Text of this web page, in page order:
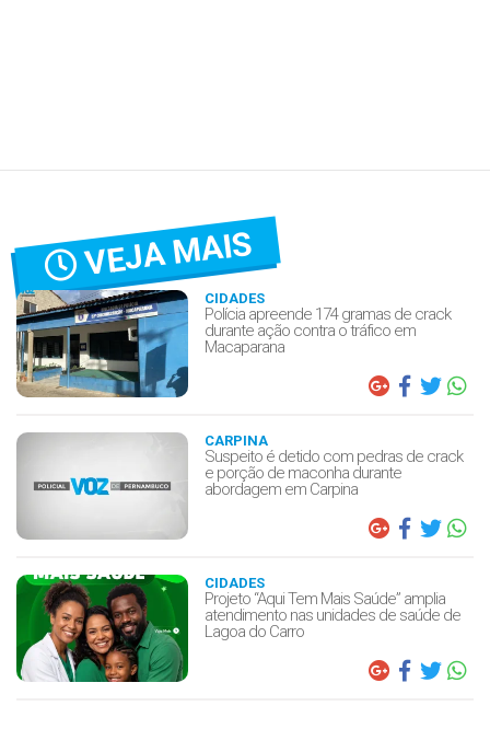
VEJA MAIS
CIDADES
Polícia apreende 174 gramas de crack
durante ação contra o tráfico em
Macaparana
CARPINA
Suspeito é detido com pedras de crack
e porção de maconha durante
abordagem em Carpina
CIDADES
Projeto “Aqui Tem Mais Saúde” amplia
atendimento nas unidades de saúde de
Lagoa do Carro